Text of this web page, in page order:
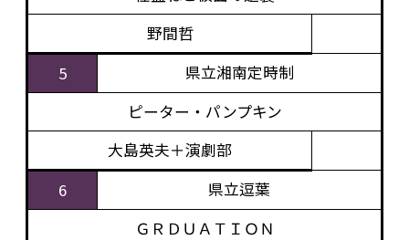
野間哲
5
県立湘南定時制
ピーター・パンプキン
大島英夫＋演劇部
6
県立逗葉
ＧＲＤＵＡＴＩＯＮ